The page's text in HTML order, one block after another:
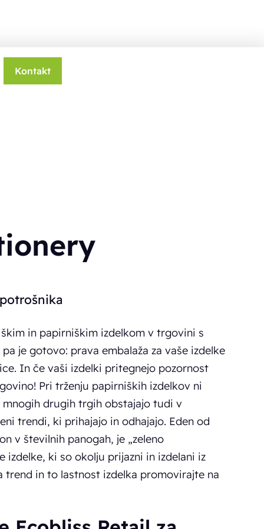
Kontakt
in papirniškim izdelkom v trgovini s
je gotovo: prava embalaža za vaše izdelke
In če vaši izdelki pritegnejo pozornost
Pri trženju papirniških izdelkov ni
mnogih drugih trgih obstajajo tudi v
trendi, ki prihajajo in odhajajo. Eden od
v številnih panogah, je „zeleno
izdelke, ki so okolju prijazni in izdelani iz
in to lastnost izdelka promovirajte na